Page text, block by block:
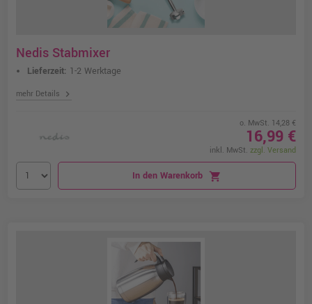
Nedis Stabmixer
Lieferzeit: 1-2 Werktage
mehr Details chevron_right
o. MwSt. 14,28 €
16,99 €
inkl. MwSt. zzgl. Versand
In den Warenkorb shopping_cart